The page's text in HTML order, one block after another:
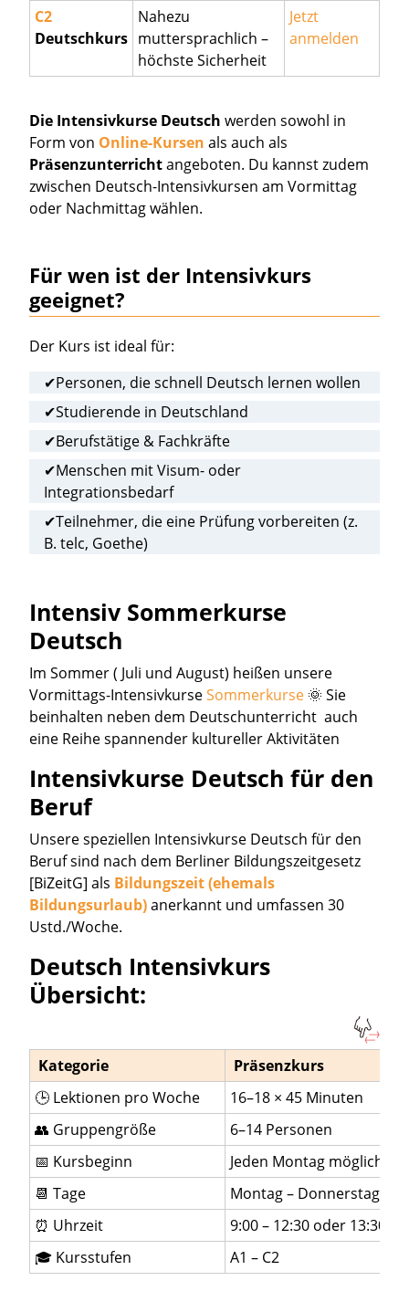
C2
Deutschkurs
Nahezu
muttersprachlich –
höchste Sicherheit
Jetzt
anmelden
Die Intensivkurse Deutsch werden sowohl in
Form von Online-Kursen als auch als
Präsenzunterrichtangeboten. Du kannst zudem
zwischen Deutsch-Intensivkursen am Vormittag
oder Nachmittag wählen.
Für wen ist der Intensivkurs
geeignet?
Der Kurs ist ideal für:
✔Personen, die schnell Deutsch lernen wollen
✔Studierende in Deutschland
✔Berufstätige & Fachkräfte
✔Menschen mit Visum- oder
Integrationsbedarf
✔Teilnehmer, die eine Prüfung vorbereiten (z.
B. telc, Goethe)
Intensiv Sommerkurse
Deutsch
Im Sommer ( Juli und August) heißen unsere
Vormittags-IntensivkurseSommerkurse 🌞 Sie
beinhalten neben dem Deutschunterricht auch
eine Reihe spannender kultureller Aktivitäten
Intensivkurse Deutsch für den
Beruf
Unsere speziellen Intensivkurse Deutsch für den
Beruf sind nach dem Berliner Bildungszeitgesetz
[BiZeitG] als Bildungszeit (ehemals
Bildungsurlaub)anerkannt und umfassen 30
Ustd./Woche.
Deutsch Intensivkurs
Übersicht:
Kategorie
Präsenzkurs
🕒 Lektionen pro Woche
16–18 × 45 Minuten
👥 Gruppengröße
6–14 Personen
📅 Kursbeginn
Jeden Montag möglich
📆 Tage
Montag – Donnerstag
⏰ Uhrzeit
9:00 – 12:30 oder 13:30 –
🎓 Kursstufen
A1 – C2